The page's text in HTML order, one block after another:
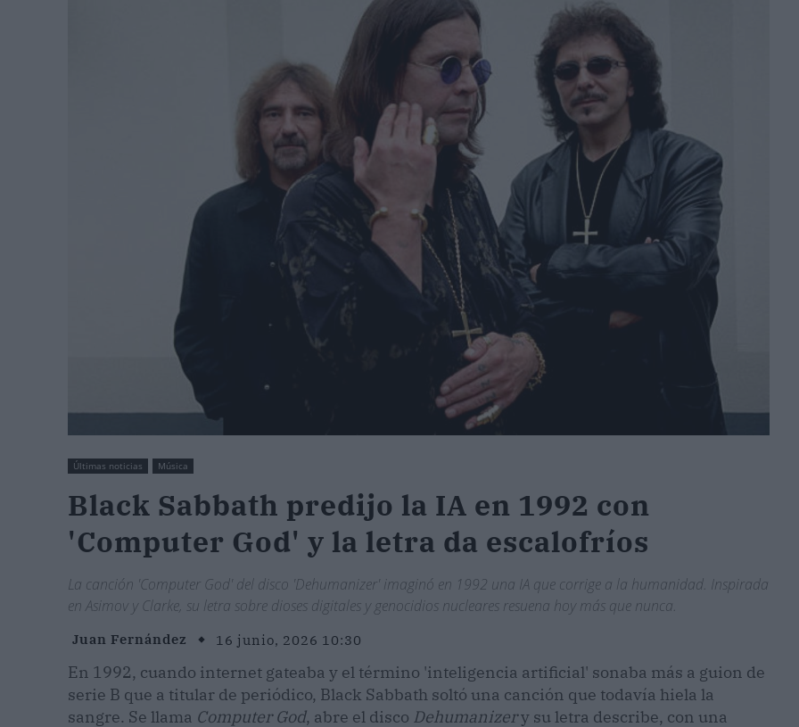
Últimas noticias Música
Black Sabbath predijo la IA en 1992 con
'Computer God' y la letra da escalofríos
La canción 'Computer God' del disco 'Dehumanizer' imaginó en 1992 una IA que corrige a la humanidad. Inspirada
en Asimov y Clarke, su letra sobre dioses digitales y genocidios nucleares resuena hoy más que nunca.
Juan Fernández 16 junio, 2026 10:30
En 1992, cuando internet gateaba y el término 'inteligencia artificial' sonaba más a guion de
serie B que a titular de periódico, Black Sabbath soltó una canción que todavía hiela la
sangre. Se llama Computer God, abre el disco Dehumanizery su letra describe, con una